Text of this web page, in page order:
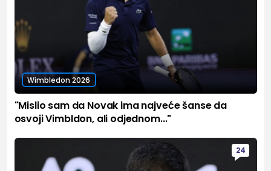
Wimbledon 2026
"Mislio sam da Novak ima najveće šanse da
osvoji Vimbldon, ali odjednom..."
24